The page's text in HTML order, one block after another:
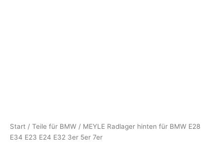
Start / Teile für BMW / MEYLE Radlager hinten für BMW E28
E34 E23 E24 E32 3er 5er 7er